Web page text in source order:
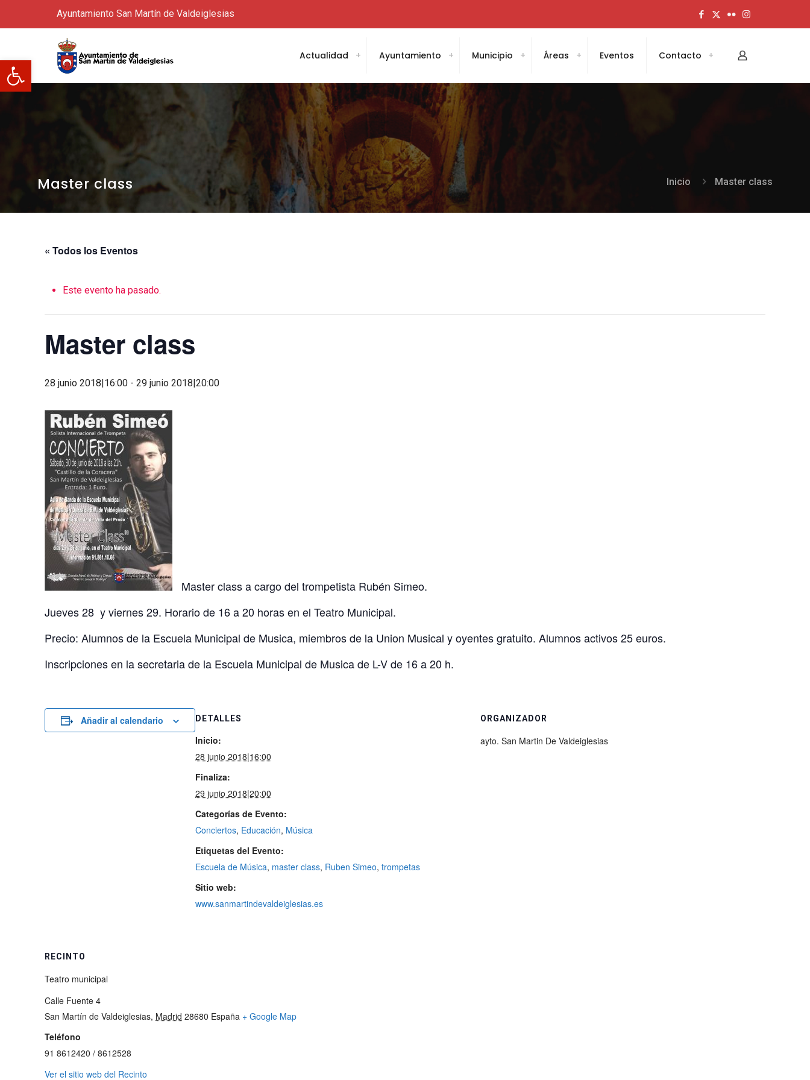
Abrir barra de herramientas
Ayuntamiento San Martín de Valdeiglesias
Actualidad Ayuntamiento Municipio Áreas Eventos Contacto
Master class Inicio Master class
« Todos los Eventos
Este evento ha pasado.
Master class
28 junio 2018|16:00 -29 junio 2018|20:00
Master class a cargo del trompetista Rubén Simeo.
Jueves 28 y viernes 29. Horario de 16 a 20 horas en el Teatro Municipal.
Precio: Alumnos de la Escuela Municipal de Musica, miembros de la Union Musical y oyentes gratuito. Alumnos activos 25 euros.
Inscripciones en la secretaria de la Escuela Municipal de Musica de L-V de 16 a 20 h.
Añadir al calendario DETALLES
Inicio:
28 junio 2018|16:00
Finaliza:
29 junio 2018|20:00
Categorías de Evento:
Conciertos, Educación, Música
Etiquetas del Evento:
Escuela de Música, master class, Ruben Simeo,trompetas
Sitio web:
www.sanmartindevaldeiglesias.es
ORGANIZADOR
ayto. San Martin De Valdeiglesias
RECINTO
Teatro municipal
Calle Fuente 4
San Martín de Valdeiglesias, Madrid 28680 España + Google Map
Teléfono
91 8612420 / 8612528
Ver el sitio web del Recinto